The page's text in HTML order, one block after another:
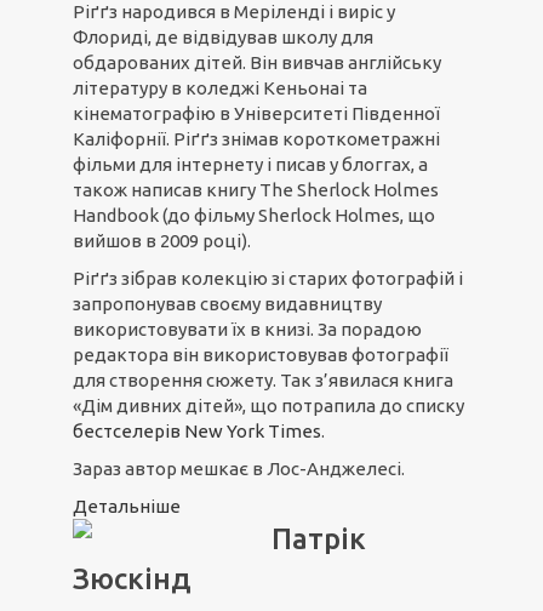
Ріґґз народився в Меріленді і виріс у
Флориді, де відвідував школу для
обдарованих дітей. Він вивчав англійську
літературу в коледжі Кеньонаі та
кінематографію в Університеті Південної
Каліфорнії. Ріґґз знімав короткометражні
фільми для інтернету і писав у блоггах, а
також написав книгу The Sherlock Holmes
Handbook (до фільму Sherlock Holmes, що
вийшов в 2009 році).
Ріґґз зібрав колекцію зі старих фотографій і
запропонував своєму видавництву
використовувати їх в книзі. За порадою
редактора він використовував фотографії
для створення сюжету. Так з’явилася книга
«Дім дивних дітей», що потрапила до списку
бестселерів New York Times.
Зараз автор мешкає в Лос-Анджелесі.
Детальніше
Патрік
Зюскінд